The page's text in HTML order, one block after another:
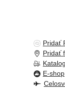
Pridať
Pridať
E-shop